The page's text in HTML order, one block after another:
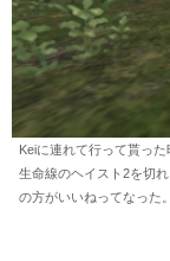
Keiに連れて行って貰った
生命線のヘイスト2を切
の方がいいねってなった。